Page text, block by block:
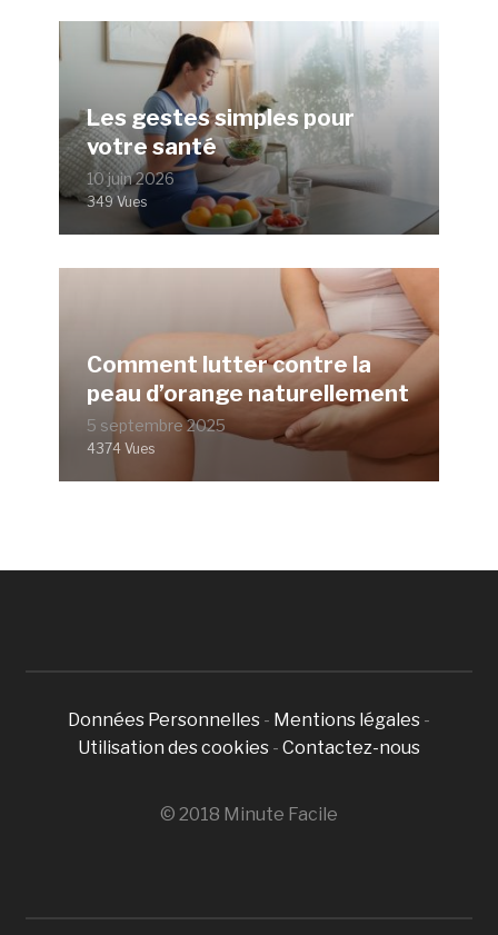
Les gestes simples pour
votre santé
10 juin 2026
349 Vues
Comment lutter contre la
peau d’orange naturellement
5 septembre 2025
4374 Vues
Données Personnelles - Mentions légales -
Utilisation des cookies - Contactez-nous
© 2018 Minute Facile